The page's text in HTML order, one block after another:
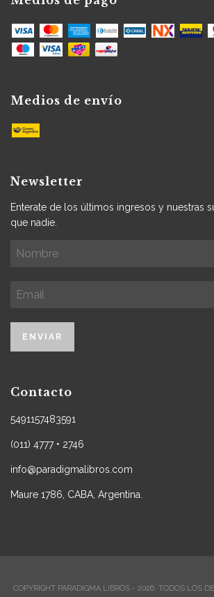
Medios de envío
Newsletter
Enterate de los últimos ingresos y nuestras
que nadie.
Contacto
5491157483591
(011) 4777 • 2746
info@paradigmalibros.com
Maure 1786, CABA, Argentina.
COPYRIGHT PARADIGMA LIBROS - 2026. TODOS LOS